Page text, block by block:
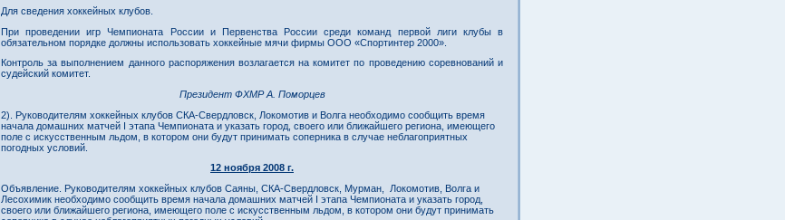
Для сведения хоккейных клубов.
При проведении игр Чемпионата России и Первенства России среди команд первой лиги клубы в
обязательном порядке должны использовать хоккейные мячи фирмы ООО «Спортинтер 2000».
Контроль за выполнением данного распоряжения возлагается на комитет по проведению соревнований и
судейский комитет.
Президент ФХМР А. Поморцев
2). Руководителям хоккейных клубов СКА-Свердловск, Локомотив и Волга необходимо сообщить время
начала домашних матчей I этапа Чемпионата и указать город, своего или ближайшего региона, имеющего
поле с искусственным льдом, в котором они будут принимать соперника в случае неблагоприятных
погодных условий.
12 ноября 2008 г.
Объявление. Руководителям хоккейных клубов Саяны, СКА-Свердловск, Мурман, Локомотив, Волга и
Лесохимик необходимо сообщить время начала домашних матчей I этапа Чемпионата и указать город,
своего или ближайшего региона, имеющего поле с искусственным льдом, в котором они будут принимать